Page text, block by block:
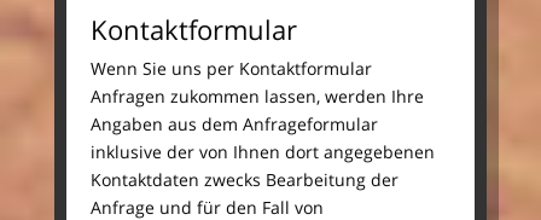
Kontaktformular
Wenn Sie uns per Kontaktformular
Anfragen zukommen lassen, werden Ihre
Angaben aus dem Anfrageformular
inklusive der von Ihnen dort angegebenen
Kontaktdaten zwecks Bearbeitung der
Anfrage und für den Fall von